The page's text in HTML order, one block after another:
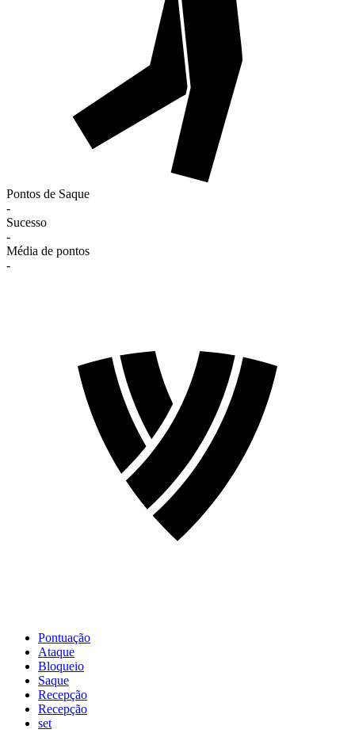
Pontos de Saque
-
Sucesso
-
Média de pontos
-
Pontuação
Ataque
Bloqueio
Saque
Recepção
Recepção
set